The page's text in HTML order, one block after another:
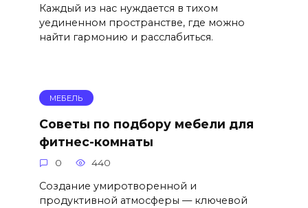
Каждый из нас нуждается в тихом
уединенном пространстве, где можно
найти гармонию и расслабиться.
МЕБЕЛЬ
Советы по подбору мебели для
фитнес-комнаты
0 440
Создание умиротворенной и
продуктивной атмосферы — ключевой